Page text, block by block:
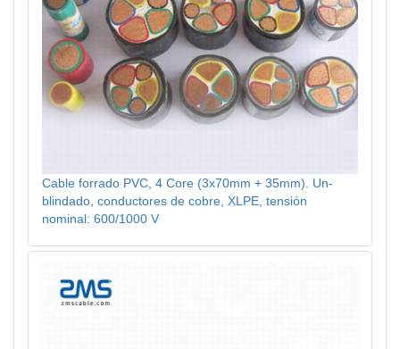
Cable forrado PVC, 4 Core (3x70mm + 35mm). Un-
blindado, conductores de cobre, XLPE, tensión
nominal: 600/1000 V